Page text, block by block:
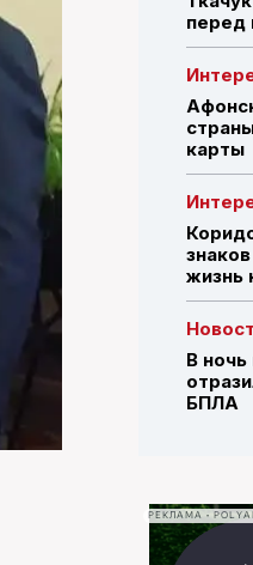
ПОИСК ПО
перед
карты
жизнь
В ночь
БПЛА
РЕКЛАМА •